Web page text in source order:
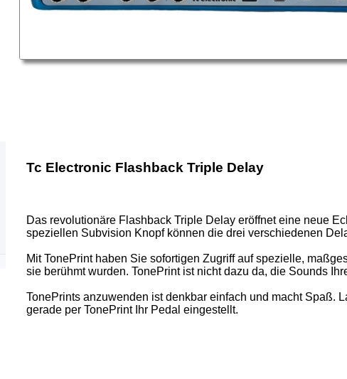
Tc Electronic Flashback Triple Delay
Das revolutionäre Flashback Triple Delay eröffnet eine neue
speziellen Subvision Knopf können die drei verschiedenen
Mit TonePrint haben Sie sofortigen Zugriff auf spezielle,
sie berühmt wurden. TonePrint ist nicht dazu da, die Sounds
TonePrints anzuwenden ist denkbar einfach und macht Spaß.
gerade per TonePrint Ihr Pedal eingestellt.